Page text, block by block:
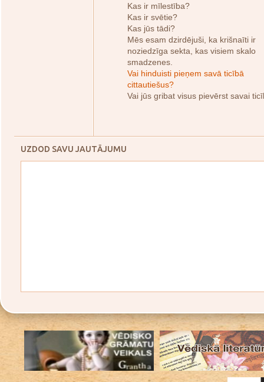
Kas ir mīlestība?
Kas ir svētie?
Kas jūs tādi?
Mēs esam dzirdējuši, ka krišnaīti ir
noziedzīga sekta, kas visiem skalo
smadzenes.
Vai hinduisti pieņem savā ticībā
cittautiešus?
Vai jūs gribat visus pievērst savai
UZDOD SAVU JAUTĀJUMU